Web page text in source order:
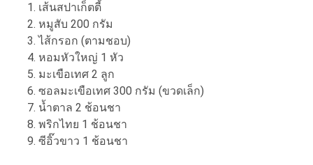
เส้นสปาเก็ตตี้
หมูสับ 200 กรัม
ไส้กรอก (ตามชอบ)
หอมหัวใหญ่ 1 หัว
มะเขือเทศ 2 ลูก
ซอลมะเขือเทศ 300 กรัม (ขวดเล็ก)
น้ำตาล 2 ช้อนชา
พริกไทย 1 ช้อนชา
ซีอิ๊วขาว 1 ช้อนชา